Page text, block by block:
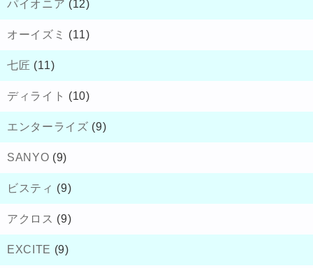
パイオニア (12)
オーイズミ (11)
七匠 (11)
ディライト (10)
エンターライズ (9)
SANYO (9)
ビスティ (9)
アクロス (9)
EXCITE (9)